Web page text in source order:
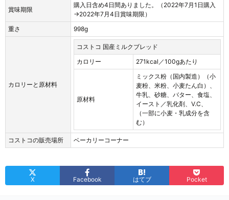
賞味期限
購入日含め4日間ありました。（2022年7月1日購入
→2022年7月4日賞味期限）
重さ
998g
カロリーと原材料
コストコ 国産ミルクブレッド
カロリー
271kcal／100gあたり
原材料
ミックス粉（国内製造）（小
麦粉、米粉、小麦たん白）、
牛乳、砂糖、バター、食塩、
イースト／乳化剤、V.C、
（一部に小麦・乳成分を含
む）
コストコの販売場所 ベーカリーコーナー
X Facebook はてブ Pocket